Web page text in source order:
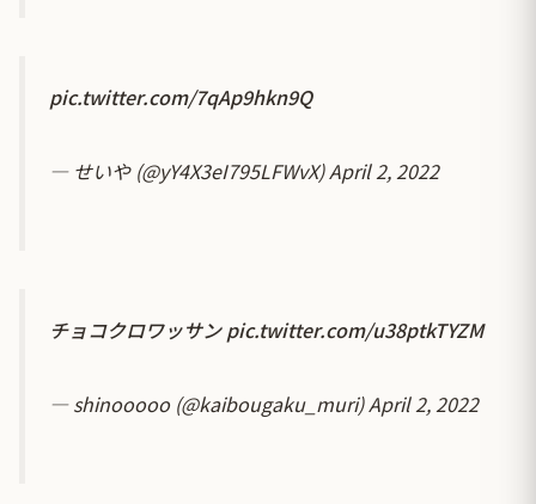
pic.twitter.com/7qAp9hkn9Q
— せいや (@yY4X3eI795LFWvX)April 2, 2022
チョコクロワッサンpic.twitter.com/u38ptkTYZM
— shinooooo (@kaibougaku_muri)April 2, 2022